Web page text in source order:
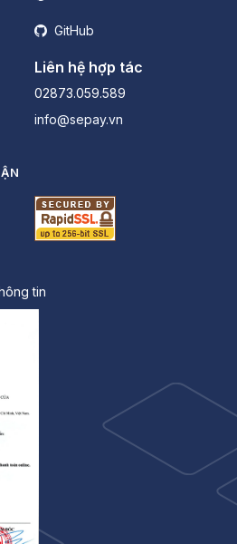
GitHub
Liên hệ hợp tác
02873.059.589
info@sepay.vn
tin